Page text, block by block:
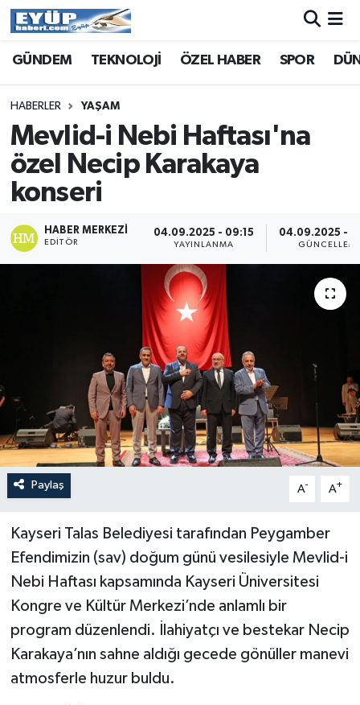
GÜNDEM TEKNOLOJİ ÖZEL HABER SPOR
HABERLER YAŞAM
Mevlid-i Nebi Haftası'na
özel Necip Karakaya
konseri
HABER MERKEZI
EDITÖR
04.09.2025 - 09:15
YAYINLANMA
04.09.2025 -
Paylaş A- A+
Kayseri Talas Belediyesi tarafından Peygamber
Efendimizin (sav) doğum günü vesilesiyle Mevlid-i
Nebi Haftası kapsamında Kayseri Üniversitesi
Kongre ve Kültür Merkezi’nde anlamlı bir
program düzenlendi. İlahiyatçı ve bestekar Necip
Karakaya’nın sahne aldığı gecede gönüller manevi
atmosferle huzur buldu.